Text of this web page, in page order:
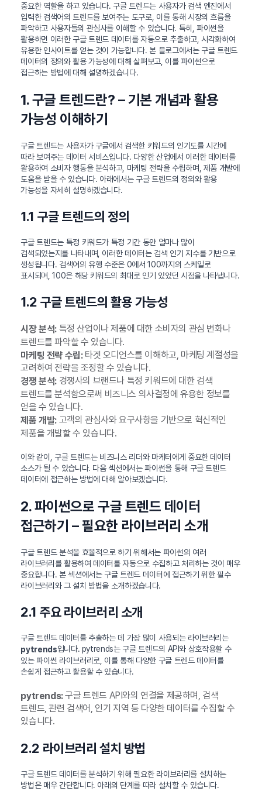
중요한 역할을 하고 있습니다. 구글 트렌드는 사용자가 검색 엔진에서
입력한 검색어의 트렌드를 보여주는 도구로, 이를 통해 시장의 흐름을
파악하고 사용자들의 관심사를 이해할 수 있습니다. 특히, 파이썬을
활용하면 이러한 구글 트렌드 데이터를 자동으로 추출하고, 시각화하여
유용한 인사이트를 얻는 것이 가능합니다. 본 블로그에서는 구글 트렌드
데이터의 정의와 활용 가능성에 대해 살펴보고, 이를 파이썬으로
접근하는 방법에 대해 설명하겠습니다.
1. 구글 트렌드란? – 기본 개념과 활용
가능성 이해하기
구글 트렌드는 사용자가 구글에서 검색한 키워드의 인기도를 시간에
따라 보여주는 데이터 서비스입니다. 다양한 산업에서 이러한 데이터를
활용하여 소비자 행동을 분석하고, 마케팅 전략을 수립하며, 제품 개발에
도움을 받을 수 있습니다. 아래에서는 구글 트렌드의 정의와 활용
가능성을 자세히 설명하겠습니다.
1.1 구글 트렌드의 정의
구글 트렌드는 특정 키워드가 특정 기간 동안 얼마나 많이
검색되었는지를 나타내며, 이러한 데이터는 검색 인기 지수를 기반으로
생성됩니다. 검색어의 유행 수준은 0에서 100까지의 스케일로
표시되며, 100은 해당 키워드의 최대로 인기 있었던 시점을 나타냅니다.
1.2 구글 트렌드의 활용 가능성
시장 분석:특정 산업이나 제품에 대한 소비자의 관심 변화나
트렌드를 파악할 수 있습니다.
마케팅 전략 수립:타겟 오디언스를 이해하고, 마케팅 계절성을
고려하여 전략을 조정할 수 있습니다.
경쟁 분석:경쟁사의 브랜드나 특정 키워드에 대한 검색
트렌드를 분석함으로써 비즈니스 의사결정에 유용한 정보를
얻을 수 있습니다.
제품 개발:고객의 관심사와 요구사항을 기반으로 혁신적인
제품을 개발할 수 있습니다.
이와 같이, 구글 트렌드는 비즈니스 리더와 마케터에게 중요한 데이터
소스가 될 수 있습니다. 다음 섹션에서는 파이썬을 통해 구글 트렌드
데이터에 접근하는 방법에 대해 알아보겠습니다.
2. 파이썬으로 구글 트렌드 데이터
접근하기 – 필요한 라이브러리 소개
구글 트렌드 분석을 효율적으로 하기 위해서는 파이썬의 여러
라이브러리를 활용하여 데이터를 자동으로 수집하고 처리하는 것이 매우
중요합니다. 본 섹션에서는 구글 트렌드 데이터에 접근하기 위한 필수
라이브러리와 그 설치 방법을 소개하겠습니다.
2.1 주요 라이브러리 소개
구글 트렌드 데이터를 추출하는 데 가장 많이 사용되는 라이브러리는
pytrends입니다. pytrends는 구글 트렌드의 API와 상호작용할 수
있는 파이썬 라이브러리로, 이를 통해 다양한 구글 트렌드 데이터를
손쉽게 접근하고 활용할 수 있습니다.
pytrends:구글 트렌드 API와의 연결을 제공하며, 검색
트렌드, 관련 검색어, 인기 지역 등 다양한 데이터를 수집할 수
있습니다.
2.2 라이브러리 설치 방법
구글 트렌드 데이터를 분석하기 위해 필요한 라이브러리를 설치하는
방법은 매우 간단합니다. 아래의 단계를 따라 설치할 수 있습니다.